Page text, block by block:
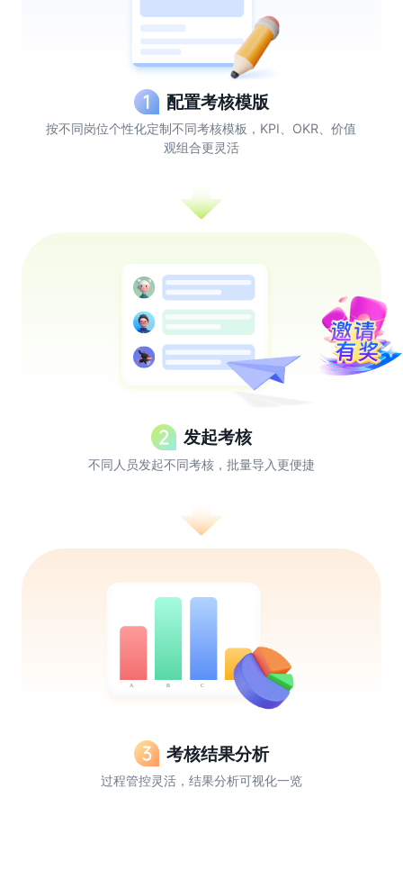
配置考核模版
按不同岗位个性化定制不同考核模板，KPI、OKR、价值
观组合更灵活
发起考核
不同人员发起不同考核，批量导入更便捷
考核结果分析
过程管控灵活，结果分析可视化一览